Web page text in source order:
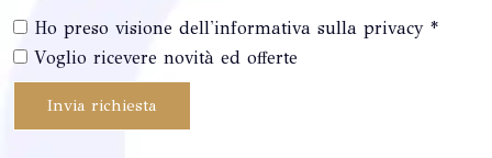
Ho preso visione dell'informativa sulla privacy *
Voglio ricevere novità ed offerte
Invia richiesta